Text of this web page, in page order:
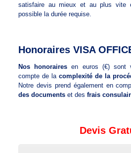
satisfaire au mieux et au plus vite
possible la durée requise.
Honoraires VISA
Nos honoraires en euros (€) sont
compte de la complexité de la
Notre devis prend également en
des documents et des frais
Devis